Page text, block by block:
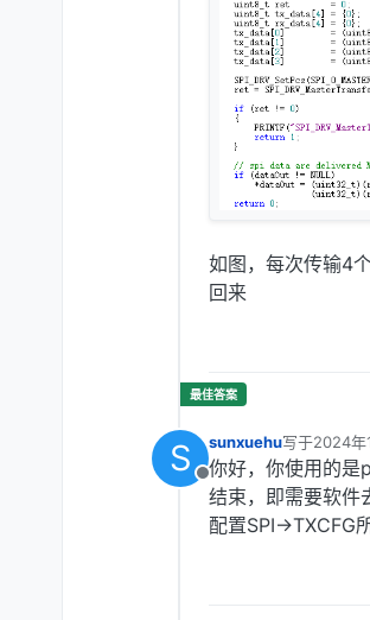
如图，每次传输4
回来
S
离线
sunxuehu写于2024年
最后由
你好，你使用的是
结束，即需要软件
配置SPI->TXCFG